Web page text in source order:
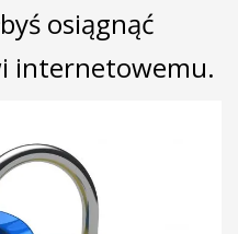
osiągnąć
internetowemu.